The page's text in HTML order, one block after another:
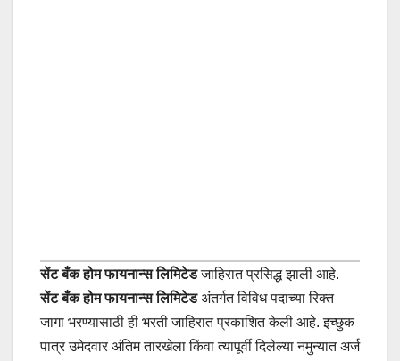
सेंट बँक होम फायनान्स लिमिटेडजाहिरात प्रसिद्ध झाली आहे.
सेंट बँक होम फायनान्स लिमिटेडअंतर्गत विविध पदाच्या रिक्त
जागा भरण्यासाठी ही भरती जाहिरात प्रकाशित केली आहे. इच्छुक
पात्र उमेदवार अंतिम तारखेला किंवा त्यापूर्वी दिलेल्या नमुन्यात अर्ज